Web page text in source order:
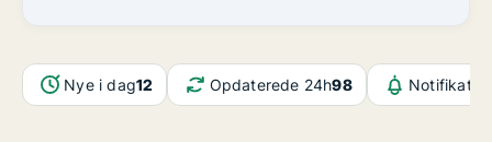
Nye i dag12 Opdaterede 24h98